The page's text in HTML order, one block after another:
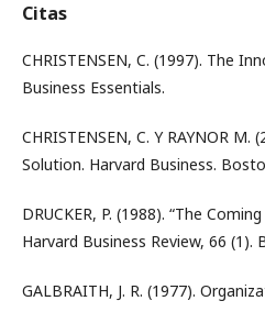
Citas
CHRISTENSEN, C. (1997). The
Business Essentials.
CHRISTENSEN, C. Y RAYNOR M.
Solution. Harvard Business.
DRUCKER, P. (1988). “The
Harvard Business Review, 66 (1).
GALBRAITH, J. R. (1977).